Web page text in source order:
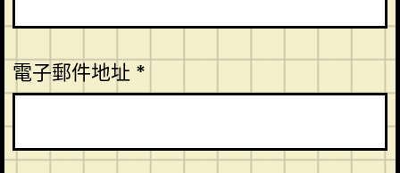
電子郵件地址 *